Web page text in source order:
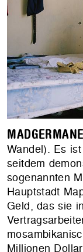
Wandel). Es
seitdem
sogenannten
Hauptstadt
Geld, das sie
Millionen